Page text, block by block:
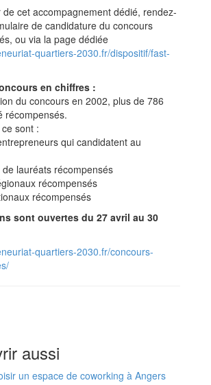
de cet accompagnement dédié, rendez-
de candidature du concours
ou via la page dédiée
quartiers-2030.fr/dispositif/fast-
en chiffres :
du concours en 2002, plus de 786
récompensés.
sont :
qui candidatent au
de lauréats récompensés
récompensés
récompensés
sont ouvertes du 27 avril au 30
quartiers-2030.fr/concours-
aussi